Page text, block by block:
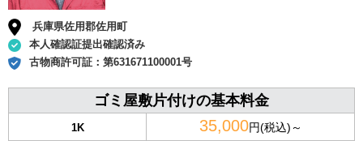
兵庫県佐用郡佐用町
本人確認証提出確認済み
古物商許可証： 第631671100001号
ゴミ屋敷片付けの基本料金
1K 35,000円(税込)～